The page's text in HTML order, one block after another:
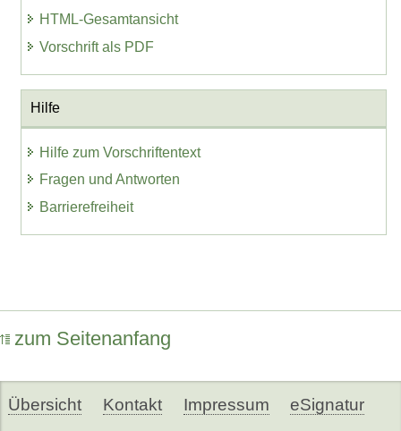
HTML-Gesamtansicht
Vorschrift als PDF
Hilfe
Hilfe zum Vorschriftentext
Fragen und Antworten
Barrierefreiheit
zum Seitenanfang
Übersicht Kontakt Impressum eSignatur